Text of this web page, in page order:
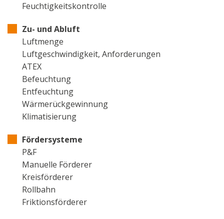
Feuchtigkeitskontrolle
Zu- und Abluft
Luftmenge
Luftgeschwindigkeit, Anforderungen
ATEX
Befeuchtung
Entfeuchtung
Wärmerückgewinnung
Klimatisierung
Fördersysteme
P&F
Manuelle Förderer
Kreisförderer
Rollbahn
Friktionsförderer